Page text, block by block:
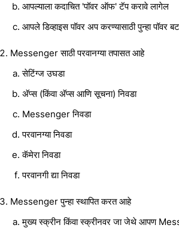
आपल्याला कदाचित 'पॉवर ऑफ' टॅप करावे लागेल
आपले डिव्हाइस पॉवर अप करण्यासाठी पुन्हा पॉवर
Messenger साठी परवानग्या तपासत आहे
सेटिंग्ज उघडा
अ‍ॅप्स (किंवा अ‍ॅप्स आणि सूचना) निवडा
Messenger निवडा
परवानग्या निवडा
कॅमेरा निवडा
परवानगी द्या निवडा
Messenger पुन्हा स्थापित करत आहे
मुख्य स्क्रीन किंवा स्क्रीनवर जा जेथे आपण